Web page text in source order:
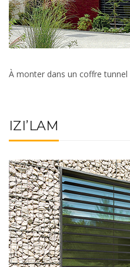
À monter dans un coffre
IZI’LAM